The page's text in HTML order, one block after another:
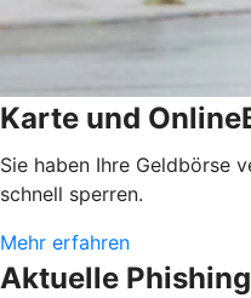
Karte und
Sie haben Ihre Geldbörse
schnell sperren.
Mehr erfahren
Aktuelle